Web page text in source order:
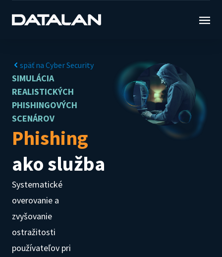
späť na Cyber Security
SIMULÁCIA
REALISTICKÝCH
PHISHINGOVÝCH
SCENÁROV
Phishing
ako služba
Systematické
overovanie a
zvyšovanie
ostražitosti
používateľov pri